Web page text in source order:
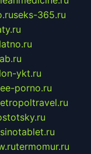
seks-365.ru
ykt.ru
porno.ru
termomur.ru